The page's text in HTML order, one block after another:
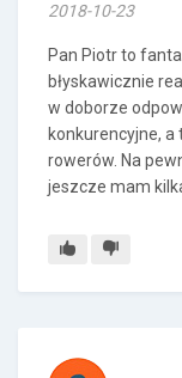
2018-10-23
Pan Piotr to
błyskawicznie
w doborze
konkurencyjne,
rowerów. Na
jeszcze mam